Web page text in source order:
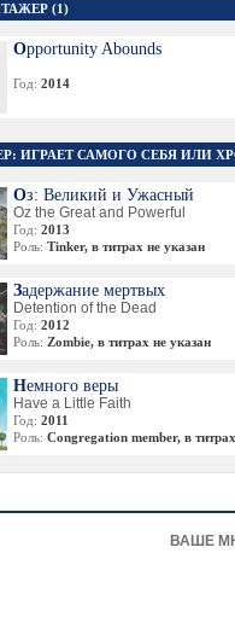
(1)
Opportunity Abounds
Год: 2014
ИГРАЕТ САМОГО СЕБЯ ИЛИ
Оз: Великий и Ужасный
Oz the Great and Powerful
Год: 2013
Роль: Tinker, в титрах не указан
Задержание мертвых
Detention of the Dead
Год: 2012
Роль: Zombie, в титрах не указан
Немного веры
Have a Little Faith
Год: 2011
Роль: Congregation member, в
ВАШЕ